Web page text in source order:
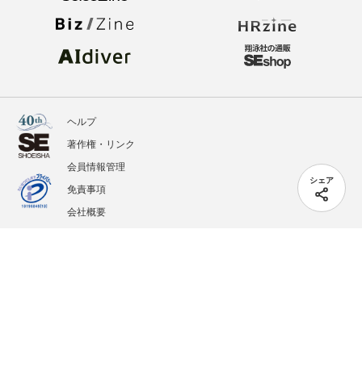
シェア
ヘルプ
著作権・リンク
会員情報管理
免責事項
会社概要